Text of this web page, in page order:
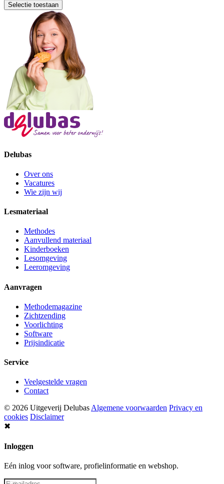
Selectie toestaan
Delubas
Over ons
Vacatures
Wie zijn wij
Lesmateriaal
Methodes
Aanvullend materiaal
Kinderboeken
Lesomgeving
Leeromgeving
Aanvragen
Methodemagazine
Zichtzending
Voorlichting
Software
Prijsindicatie
Service
Veelgestelde vragen
Contact
© 2026 Uitgeverij DelubasAlgemene voorwaarden Privacy en
cookies Disclaimer
✖
Inloggen
Eén inlog voor software, profielinformatie en webshop.